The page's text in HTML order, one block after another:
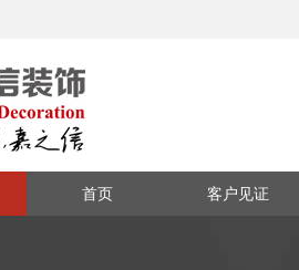
首页 客户见证